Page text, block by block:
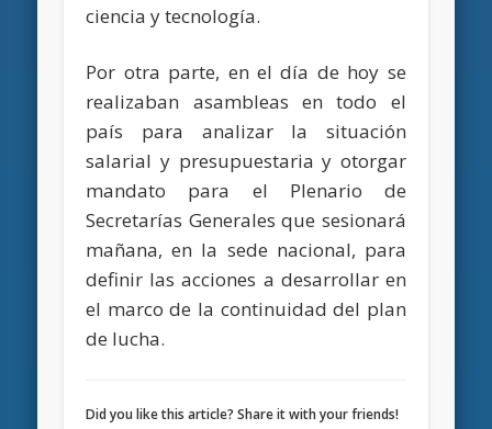
ciencia y tecnología.
Por otra parte, en el día de hoy se
realizaban asambleas en todo el
país para analizar la situación
salarial y presupuestaria y otorgar
mandato para el Plenario de
Secretarías Generales que sesionará
mañana, en la sede nacional, para
definir las acciones a desarrollar en
el marco de la continuidad del plan
de lucha.
Did you like this article? Share it with your friends!